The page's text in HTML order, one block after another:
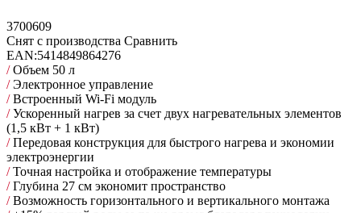
3700609
Снят с производства Сравнить
EAN:5414849864276
/Объем 50 л
/Электронное управление
/Встроенный Wi-Fi модуль
/Ускоренный нагрев за счет двух нагревательных элементов
(1,5 кВт + 1 кВт)
/Передовая конструкция для быстрого нагрева и экономии
электроэнергии
/Точная настройка и отображение температуры
/Глубина 27 см экономит пространство
/Возможность горизонтального и вертикального монтажа